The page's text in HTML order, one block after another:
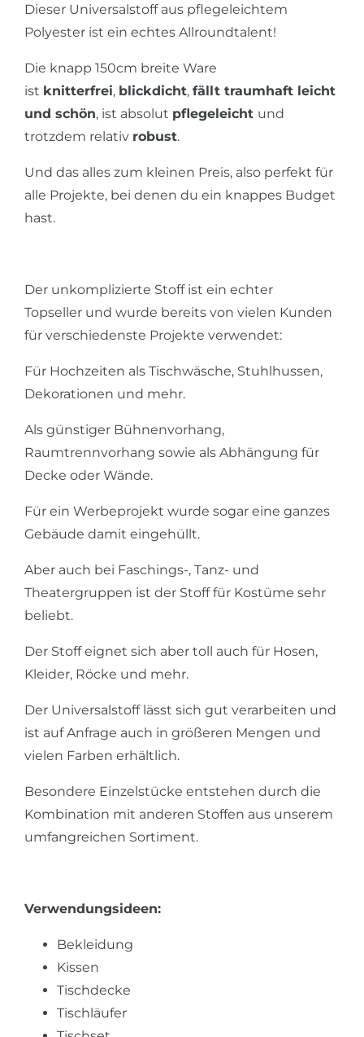
Dieser Universalstoff aus pflegeleichtem
Polyester ist ein echtes Allroundtalent!
Die knapp 150cm breite Ware
ist knitterfrei, blickdicht, fällt traumhaft leicht
und schön, ist absolut pflegeleicht und
trotzdem relativ robust.
Und das alles zum kleinen Preis, also perfekt für
alle Projekte, bei denen du ein knappes Budget
hast.
Der unkomplizierte Stoff ist ein echter
Topseller und wurde bereits von vielen Kunden
für verschiedenste Projekte verwendet:
Für Hochzeiten als Tischwäsche, Stuhlhussen,
Dekorationen und mehr.
Als günstiger Bühnenvorhang,
Raumtrennvorhang sowie als Abhängung für
Decke oder Wände.
Für ein Werbeprojekt wurde sogar eine ganzes
Gebäude damit eingehüllt.
Aber auch bei Faschings-, Tanz- und
Theatergruppen ist der Stoff für Kostüme sehr
beliebt.
Der Stoff eignet sich aber toll auch für Hosen,
Kleider, Röcke und mehr.
Der Universalstoff lässt sich gut verarbeiten und
ist auf Anfrage auch in größeren Mengen und
vielen Farben erhältlich.
Besondere Einzelstücke entstehen durch die
Kombination mit anderen Stoffen aus unserem
umfangreichen Sortiment.
Verwendungsideen:
Bekleidung
Kissen
Tischdecke
Tischläufer